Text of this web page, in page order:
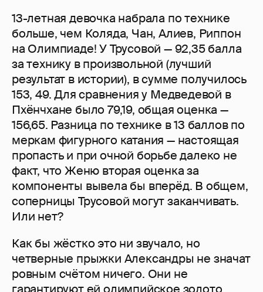
13-летная девочка набрала по технике
больше, чем Коляда, Чан, Алиев, Риппон
на Олимпиаде! У Трусовой — 92,35 балла
за технику в произвольной (лучший
результат в истории), в сумме получилось
153, 49. Для сравнения у Медведевой в
Пхёнчхане было 79,19, общая оценка —
156,65. Разница по технике в 13 баллов по
меркам фигурного катания — настоящая
пропасть и при очной борьбе далеко не
факт, что Женю вторая оценка за
компоненты вывела бы вперёд. В общем,
соперницы Трусовой могут заканчивать.
Или нет?
Как бы жёстко это ни звучало, но
четверные прыжки Александры не значат
ровным счётом ничего. Они не